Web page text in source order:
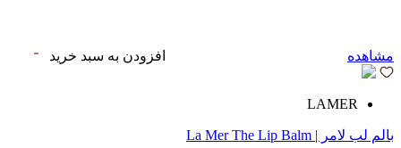
مشاهده افزودن به سبد خرید
LAMER
بالم لب لامر | La Mer The Lip Balm